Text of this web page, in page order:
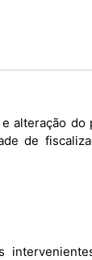
alteração do
de